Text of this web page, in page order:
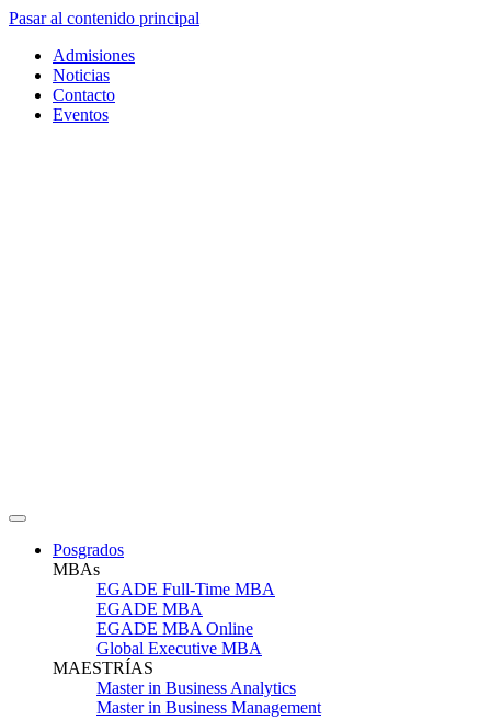
Pasar al contenido principal
Admisiones
Noticias
Contacto
Eventos
Posgrados
MBAs
EGADE Full-Time MBA
EGADE MBA
EGADE MBA Online
Global Executive MBA
MAESTRÍAS
Master in Business Analytics
Master in Business Management